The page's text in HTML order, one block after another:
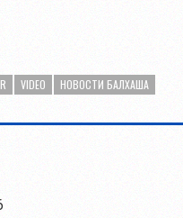
VIDEO НОВОСТИ БАЛХАША